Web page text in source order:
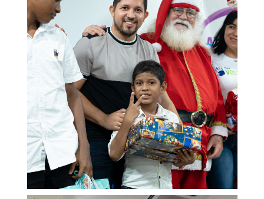
Participación social
SARLAFT/FPADM
Ley de transparencia
Nuestras sedes
Sala de prensa